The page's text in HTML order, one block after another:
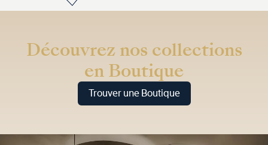
Découvrez nos collections
en Boutique
Trouver une Boutique